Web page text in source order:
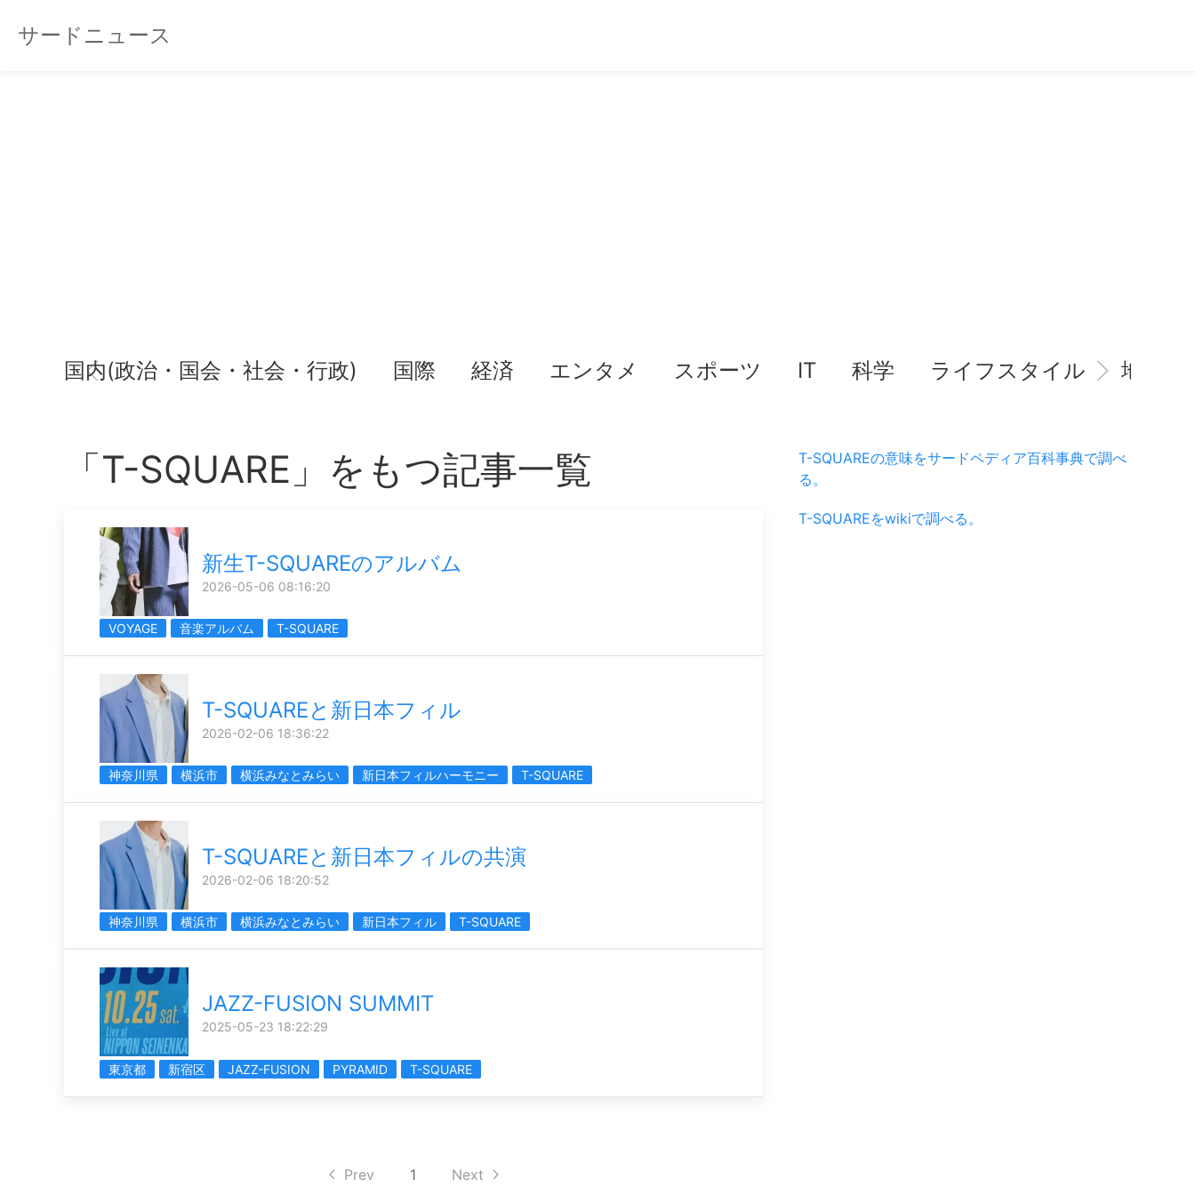
サードニュース
国内(政治・国会・社会・行政) 国際 経済 エンタメ スポーツ IT 科学 ライフスタイル 地域情
「T-SQUARE」をもつ記事一覧
新生T-SQUAREのアルバム
2026-05-06 08:16:20
VOYAGE 音楽アルバム T-SQUARE
T-SQUAREと新日本フィル
2026-02-06 18:36:22
神奈川県 横浜市 横浜みなとみらい 新日本フィルハーモニー T-SQUARE
T-SQUAREと新日本フィルの共演
2026-02-06 18:20:52
神奈川県 横浜市 横浜みなとみらい 新日本フィル T-SQUARE
JAZZ-FUSION SUMMIT
2025-05-23 18:22:29
東京都 新宿区 JAZZ-FUSION PYRAMID T-SQUARE
Prev 1 Next
T-SQUAREの意味をサードペディア百科事典で調べ
る。
T-SQUAREをwikiで調べる。